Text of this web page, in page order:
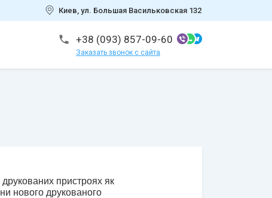
Киев, ул. Большая Васильковская 132
+38 (093) 857-09-60
Заказать звонок с сайта
пристроях як
нового друкованого